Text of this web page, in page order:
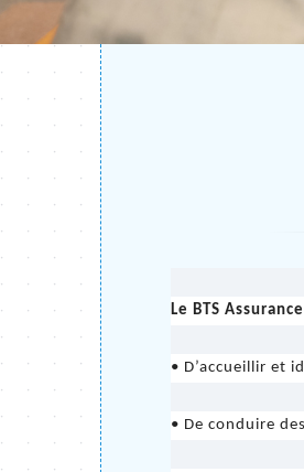
Le BTS
• D’accueillir et
• De conduire